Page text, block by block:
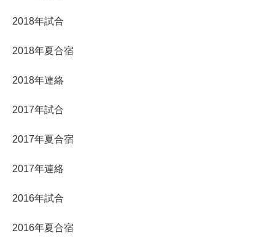
2018年試合
2018年夏合宿
2018年連絡
2017年試合
2017年夏合宿
2017年連絡
2016年試合
2016年夏合宿